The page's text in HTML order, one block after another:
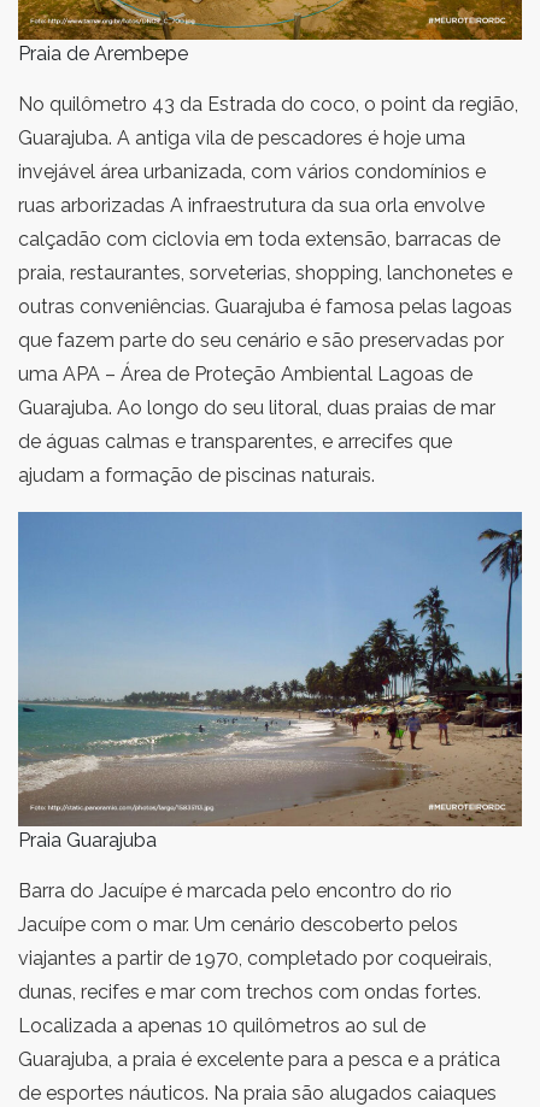
Praia de Arembepe
No quilômetro 43 da Estrada do coco, o point da região,
Guarajuba. A antiga vila de pescadores é hoje uma
invejável área urbanizada, com vários condomínios e
ruas arborizadas A infraestrutura da sua orla envolve
calçadão com ciclovia em toda extensão, barracas de
praia, restaurantes, sorveterias, shopping, lanchonetes e
outras conveniências. Guarajuba é famosa pelas lagoas
que fazem parte do seu cenário e são preservadas por
uma APA – Área de Proteção Ambiental Lagoas de
Guarajuba. Ao longo do seu litoral, duas praias de mar
de águas calmas e transparentes, e arrecifes que
ajudam a formação de piscinas naturais.
Praia Guarajuba
Barra do Jacuípe é marcada pelo encontro do rio
Jacuípe com o mar. Um cenário descoberto pelos
viajantes a partir de 1970, completado por coqueirais,
dunas, recifes e mar com trechos com ondas fortes.
Localizada a apenas 10 quilômetros ao sul de
Guarajuba, a praia é excelente para a pesca e a prática
de esportes náuticos. Na praia são alugados caiaques